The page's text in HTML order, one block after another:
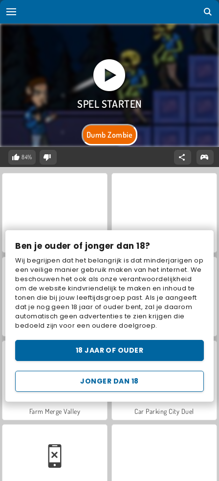
Ben je ouder of jonger dan 18?
Wij begrijpen dat het belangrijk is dat minderjarigen op
een veilige manier gebruik maken van het internet. We
beschouwen het ook als onze verantwoordelijkheid
om de website kindvriendelijk te maken en inhoud te
tonen die bij jouw leeftijdsgroep past. Als je aangeeft
dat je nog geen 18 jaar of ouder bent, zal je daarom
automatisch geen advertenties te zien krijgen die
bedoeld zijn voor een oudere doelgroep.
JONGER DAN 18
18 JAAR OF OUDER
Dumb Zombie
84%
VegaMix Da Vinci Puzzles World War 2 Shooter
Hidden Object: Street of Secrets ASMR Makeover & Makeup Studio
Farm Merge Valley Car Parking City Duel